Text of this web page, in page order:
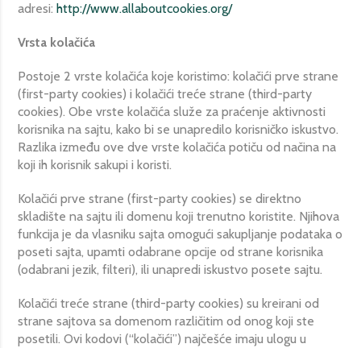
adresi:http://www.allaboutcookies.org/
Vrsta kolačića
Postoje 2 vrste kolačića koje koristimo: kolačići prve strane
(first-party cookies) i kolačići treće strane (third-party
cookies). Obe vrste kolačića služe za praćenje aktivnosti
korisnika na sajtu, kako bi se unapredilo korisničko iskustvo.
Razlika između ove dve vrste kolačića potiču od načina na
koji ih korisnik sakupi i koristi.
Kolačići prve strane (first-party cookies) se direktno
skladište na sajtu ili domenu koji trenutno koristite. Njihova
funkcija je da vlasniku sajta omogući sakupljanje podataka o
poseti sajta, upamti odabrane opcije od strane korisnika
(odabrani jezik, filteri), ili unapredi iskustvo posete sajtu.
Kolačići treće strane (third-party cookies) su kreirani od
strane sajtova sa domenom različitim od onog koji ste
posetili. Ovi kodovi (“kolačići”) najčešće imaju ulogu u